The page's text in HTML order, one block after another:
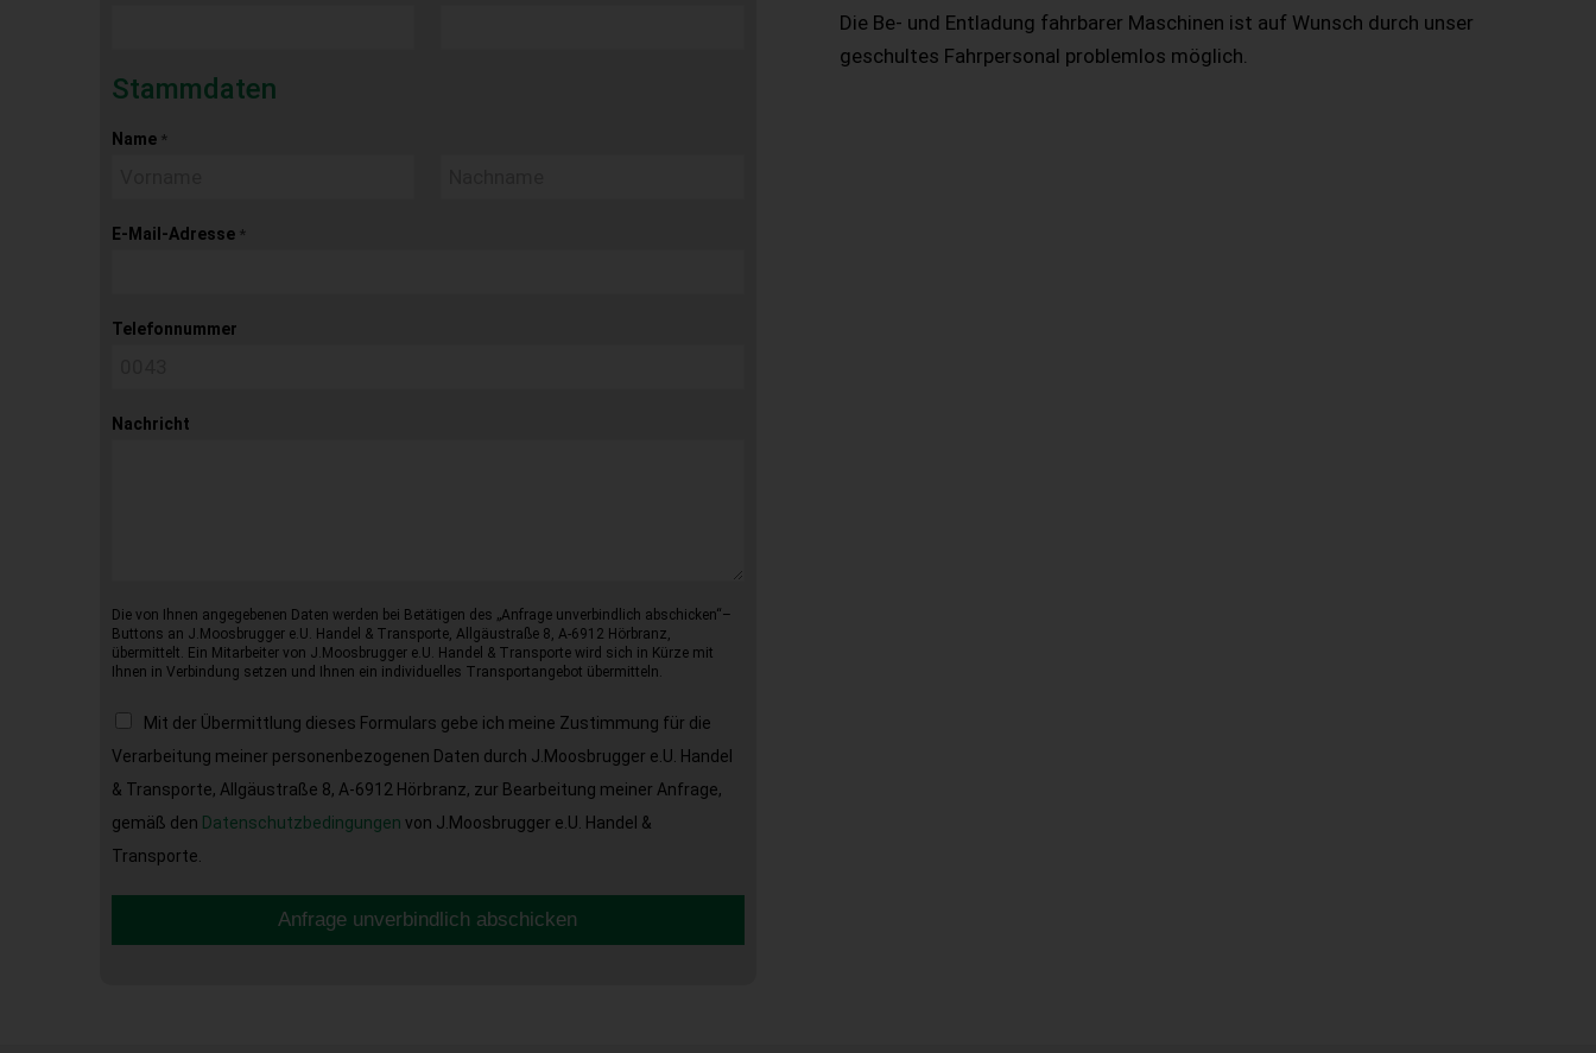
Stammdaten
Name *
E-Mail-Adresse *
Telefonnummer
Nachricht
Die von Ihnen angegebenen Daten werden bei Betätigen des „Anfrage unverbindlich abschicken“–
Buttons an J.Moosbrugger e.U. Handel & Transporte, Allgäustraße 8, A-6912 Hörbranz,
übermittelt. Ein Mitarbeiter von J.Moosbrugger e.U. Handel & Transporte wird sich in Kürze mit
Ihnen in Verbindung setzen und Ihnen ein individuelles Transportangebot übermitteln.
Mit der Übermittlung dieses Formulars gebe ich meine Zustimmung für die
Verarbeitung meiner personenbezogenen Daten durch J.Moosbrugger e.U. Handel
& Transporte, Allgäustraße 8, A-6912 Hörbranz, zur Bearbeitung meiner Anfrage,
gemäß den Datenschutzbedingungen von J.Moosbrugger e.U. Handel &
Transporte.
Anfrage unverbindlich abschicken
Die Be- und Entladung fahrbarer Maschinen ist auf Wunsch durch unser
geschultes Fahrpersonal problemlos möglich.